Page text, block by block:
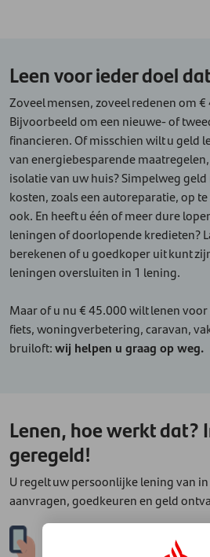
Leen voor ieder doel
Zoveel mensen, zoveel redenen om
Bijvoorbeeld om een nieuwe- of
financieren. Of misschien wilt u geld
van energiebesparende
isolatie van uw huis? Simpelweg
kosten, zoals een autoreparatie, op
ook. En heeft u één of meer dure
leningen of doorlopende kredieten?
berekenen of u goedkoper uit kunt
leningen oversluiten in 1 lening.
Maar of u nu € 45.000 wilt lenen
fiets, woningverbetering, caravan,
bruiloft:wij helpen u graag op weg.
Lenen, hoe werkt dat?
geregeld!
U regelt uw persoonlijke lening van
aanvragen, goedkeuren en geld